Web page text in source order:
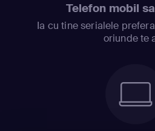
Telefon mobil
Ia cu tine serialele
oriunde te